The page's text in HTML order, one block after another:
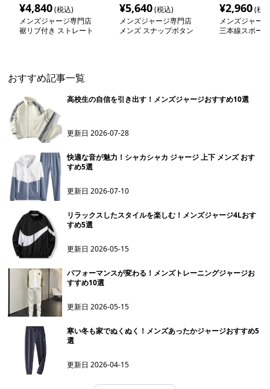
¥4,840(税込)
メンズジャージ専門店
裾リブ付き ストレート
¥5,640(税込)
メンズジャージ専門店
メンズ スナップボタン
¥2,960(税
メンズジャー
三本線スポー
おすすめ記事一覧
高校生の自信を引き出す！メンズジャージおすすめ10選
更新日2026-07-28
快適な音が魅力！シャカシャカ ジャージ 上下 メンズ おす
すめ5選
更新日2026-07-10
リラックスしたスタイルを楽しむ！メンズジャージ4Lおす
すめ5選
更新日2026-05-15
パフォーマンスが変わる！メンズトレーニングジャージお
すすめ10選
更新日2026-05-15
寒い冬も家でぬくぬく！メンズあったかジャージおすすめ5
選
更新日2026-04-15